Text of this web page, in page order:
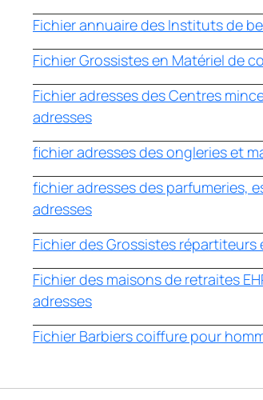
Fichier annuaire des Instituts de
Fichier Grossistes en Matériel de
Fichier adresses des Centres
adresses
fichier adresses des ongleries et
fichier adresses des parfumeries,
adresses
Fichier des Grossistes répartiteurs
Fichier des maisons de retraites
adresses
Fichier Barbiers coiffure pour